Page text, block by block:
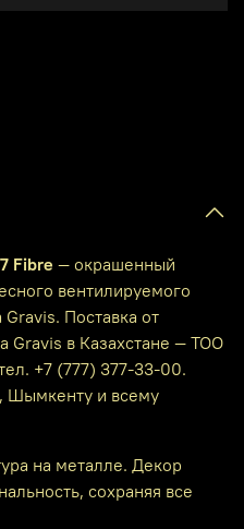
Fibre — окрашенный
вентилируемого
Поставка от
Gravis в Казахстане — ТОО
+7 (777) 377-33-00.
Шымкенту и всему
на металле. Декор
сохраняя все